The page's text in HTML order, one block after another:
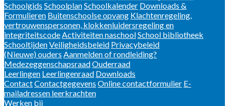
Schoolgids SchoolplanSchoolkalender Downloads &
Formulieren Buitenschoolse opvang Klachtenregeling,
vertrouwenspersonen, klokkenluidersregeling en
integriteitscodeActiviteiten naschoolSchool bibliotheek
SchooltijdenVeiligheidsbeleid Privacybeleid
(Nieuwe) ouders Aanmelden of rondleiding?
MedezeggenschapsraadOuderraad
Leerlingen Leerlingenraad Downloads
ContactContactgegevens Online contactformulier E-
mailadressen leerkrachten
Werken bij